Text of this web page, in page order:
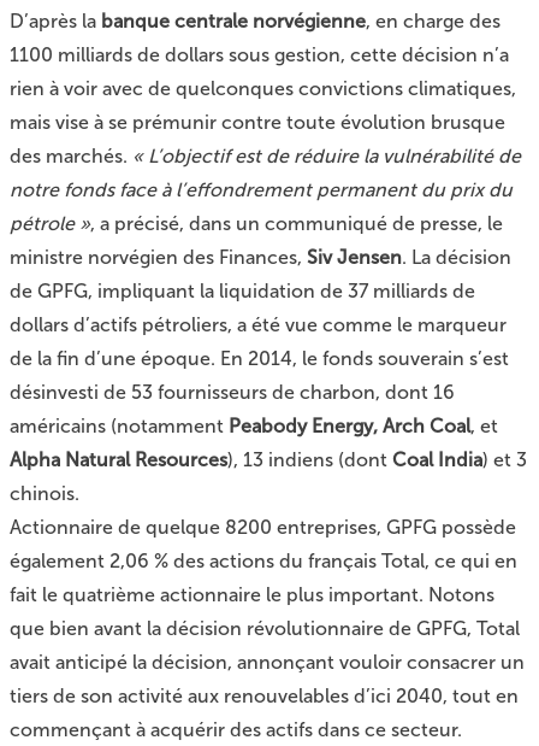
D’après la banque centrale norvégienne, en charge des
1100 milliards de dollars sous gestion, cette décision n’a
rien à voir avec de quelconques convictions climatiques,
mais vise à se prémunir contre toute évolution brusque
des marchés. « L’objectif est de réduire la vulnérabilité de
notre fonds face à l’effondrement permanent du prix du
pétrole », a précisé, dans un communiqué de presse, le
ministre norvégien des Finances, Siv Jensen. La décision
de GPFG, impliquant la liquidation de 37 milliards de
dollars d’actifs pétroliers, a été vue comme le marqueur
de la fin d’une époque. En 2014, le fonds souverain s’est
désinvesti de 53 fournisseurs de charbon, dont 16
américains (notamment Peabody Energy, Arch Coal, et
Alpha Natural Resources), 13 indiens (dont Coal India) et 3
chinois.
Actionnaire de quelque 8200 entreprises, GPFG possède
également 2,06 % des actions du français Total, ce qui en
fait le quatrième actionnaire le plus important. Notons
que bien avant la décision révolutionnaire de GPFG, Total
avait anticipé la décision, annonçant vouloir consacrer un
tiers de son activité aux renouvelables d’ici 2040, tout en
commençant à acquérir des actifs dans ce secteur.